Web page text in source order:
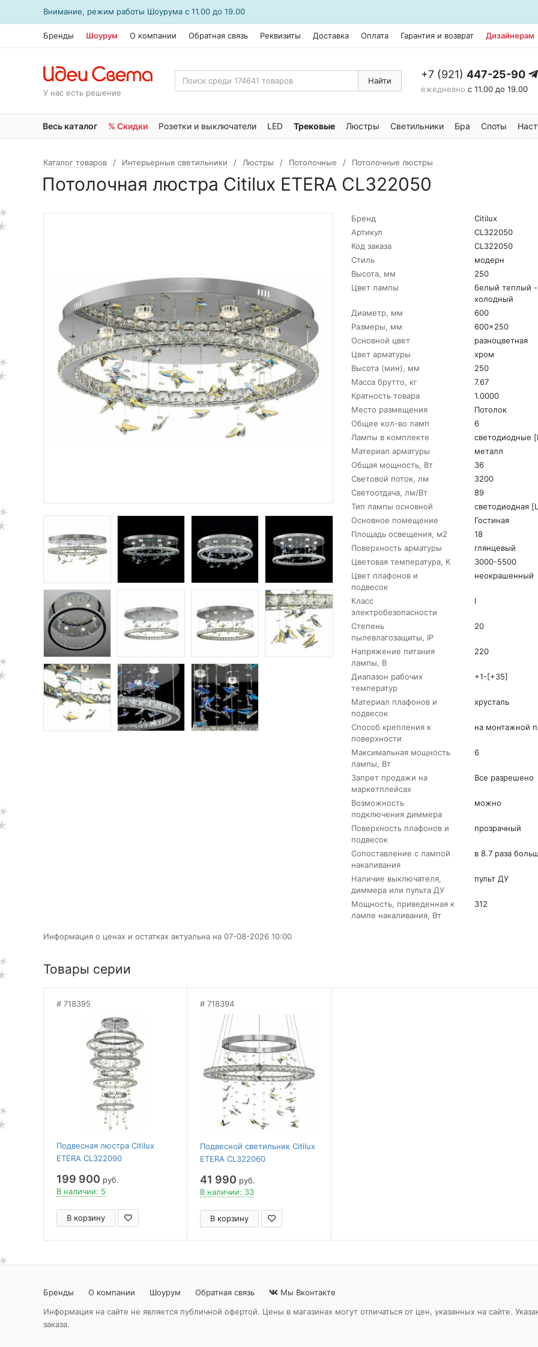
Внимание, режим работы Шоурума с 11.00 до 19.00
Бренды Шоурум О компании Обратная связь Реквизиты Доставка Оплата Гарантия и возврат Дизайнерам
У нас есть решение
Найти +7 (921) 447-25-90
ежедневно с 11.00 до 19.00
Весь каталог % Скидки Розетки и выключатели LED Трековые Люстры Светильники Бра Споты
Каталог товаров Интерьерные светильники Люстры Потолочные Потолочные люстры
Потолочная люстра Citilux ETERA CL322050
Бренд
Citilux
Артикул
CL322050
Код заказа
CL322050
Стиль
модерн
Высота, мм
250
Цвет лампы
белый теплый
холодный
Диаметр, мм
600
Размеры, мм
600x250
Основной цвет
разноцветная
Цвет арматуры
хром
Высота (мин), мм
250
Масса брутто, кг
7.67
Кратность товара
1.0000
Место размещения
Потолок
Общее кол-во ламп
6
Лампы в комплекте
светодиодные
Материал арматуры
металл
Общая мощность, Вт
36
Световой поток, лм
3200
Светоотдача, лм/Вт
89
Тип лампы основной
светодиодная
Основное помещение
Гостиная
Площадь освещения, м2
18
Поверхность арматуры
глянцевый
Цветовая температура, K
3000-5500
Цвет плафонов и
подвесок
неокрашенный
Класс
электробезопасности
I
Степень
пылевлагозащиты, IP
20
Напряжение питания
лампы, В
220
Диапазон рабочих
температур
+1-[+35]
Материал плафонов и
подвесок
хрусталь
Способ крепления к
поверхности
на монтажной
Максимальная мощность
лампы, Вт
6
Запрет продажи на
маркетплейсах
Все разрешено
Возможность
подключения диммера
можно
Поверхность плафонов и
подвесок
прозрачный
Сопоставление с лампой
накаливания
в 8.7 раза
Наличие выключателя,
диммера или пульта ДУ
пульт ДУ
Мощность, приведенная к
лампе накаливания, Вт
312
Информация о ценах и остатках актуальна на 07-08-2026 10:00
Товары серии
718395
Подвесная люстра Citilux
ETERA CL322090
199 900 руб.
В наличии: 5
В корзину
718394
Подвесной светильник Citilux
ETERA CL322060
41 990 руб.
В наличии: 33
В корзину
Бренды О компании Шоурум Обратная связь
Мы Вконтакте
Информация на сайте не является публичной офертой. Цены в магазинах могут отличаться от цен, указанных на сайте.
заказа.